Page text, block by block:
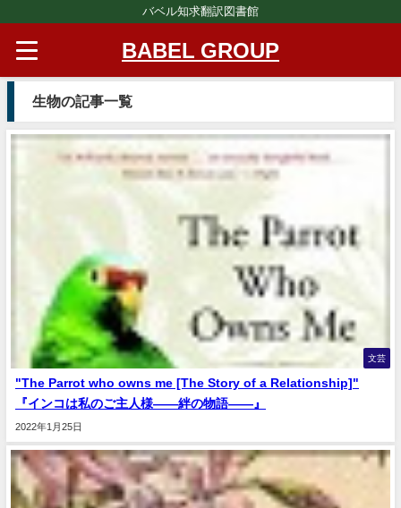
バベル知求翻訳図書館
BABEL GROUP
生物の記事一覧
文芸
"The Parrot who owns me [The Story of a Relationship]"
『インコは私のご主人様――絆の物語――』
2022年1月25日